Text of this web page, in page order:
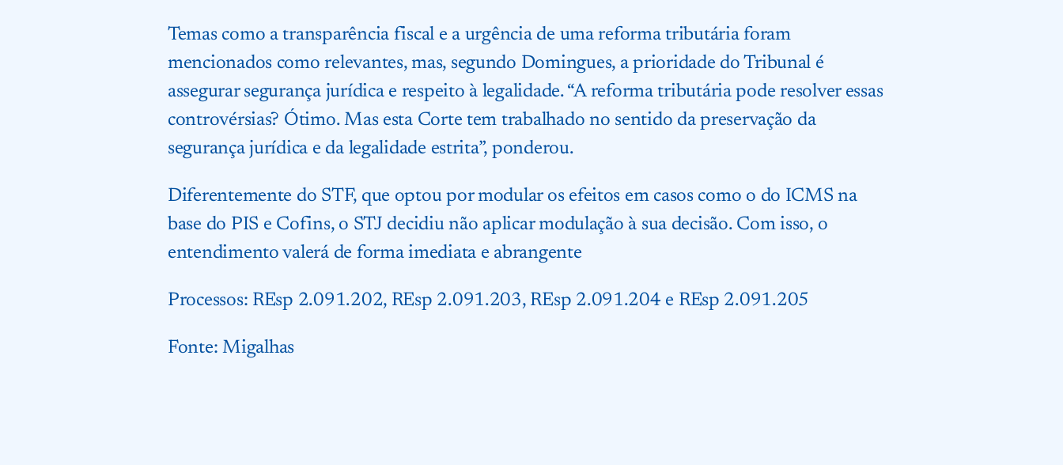
Temas como a transparência fiscal e a urgência de uma reforma tributária foram
mencionados como relevantes, mas, segundo Domingues, a prioridade do Tribunal é
assegurar segurança jurídica e respeito à legalidade. “A reforma tributária pode resolver essas
controvérsias? Ótimo. Mas esta Corte tem trabalhado no sentido da preservação da
segurança jurídica e da legalidade estrita”, ponderou.
Diferentemente do STF, que optou por modular os efeitos em casos como o do ICMS na
base do PIS e Cofins, o STJ decidiu não aplicar modulação à sua decisão. Com isso, o
entendimento valerá de forma imediata e abrangente
Processos: REsp 2.091.202, REsp 2.091.203, REsp 2.091.204 e REsp 2.091.205
Fonte:Migalhas